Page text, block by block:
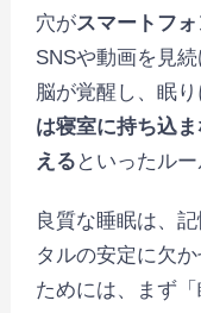
穴がスマートフ
SNSや動画を見
脳が覚醒し、眠り
は寝室に持ち込
える といったル
良質な睡眠は、
タルの安定に欠
ためには、まず